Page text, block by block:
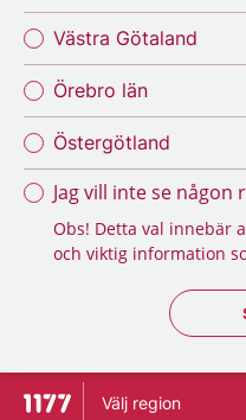
Västra Götaland
Örebro län
Östergötland
Jag vill inte se
Obs! Detta val innebär
och viktig information
To start page for 1177
Välj region